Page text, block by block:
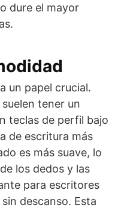
dure el mayor
un papel crucial.
tener un
teclas de perfil bajo
de escritura más
es más suave, lo
los dedos y las
para escritores
descanso. Esta